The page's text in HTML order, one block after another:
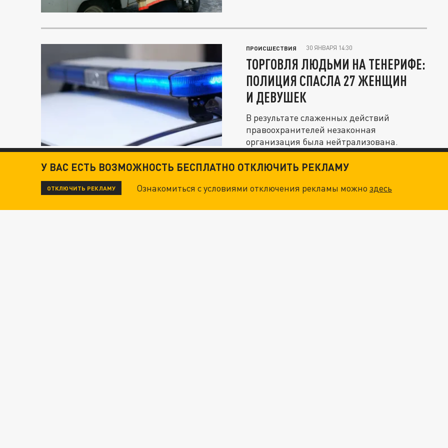
ПРОИСШЕСТВИЯ 30 ЯНВАРЯ 14:30
ТОРГОВЛЯ ЛЮДЬМИ НА ТЕНЕРИФЕ:
ПОЛИЦИЯ СПАСЛА 27 ЖЕНЩИН
И ДЕВУШЕК
В результате слаженных действий
правоохранителей незаконная
организация была нейтрализована.
У ВАС ЕСТЬ ВОЗМОЖНОСТЬ БЕСПЛАТНО ОТКЛЮЧИТЬ РЕКЛАМУ
ОТКЛЮЧИТЬ РЕКЛАМУ Ознакомиться с условиями отключения рекламы можноздесь